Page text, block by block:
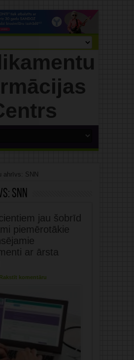
ahrīvs: SNN
SNN
jau šobrīd
piemērotākie
ar ārsta
Rakstīt komentāru